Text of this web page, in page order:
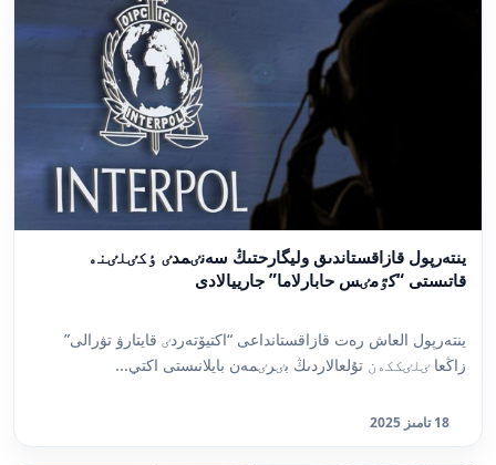
ينتەرپول قازاقستاندىق وليگارحتىڭ سەنٸمدٸ ٶكٸلٸنە
قاتىستى “كٷمٸس حابارلاما” جارييالادى
ينتەرپول العاش رەت قازاقستانداعى “اكتيۆتەردٸ قايتارۋ تۋرالى”
زاڭعا ٸلٸككەن تۇلعالاردىڭ بٸرٸمەن بايلانىستى اكتي...
18 تامىز 2025